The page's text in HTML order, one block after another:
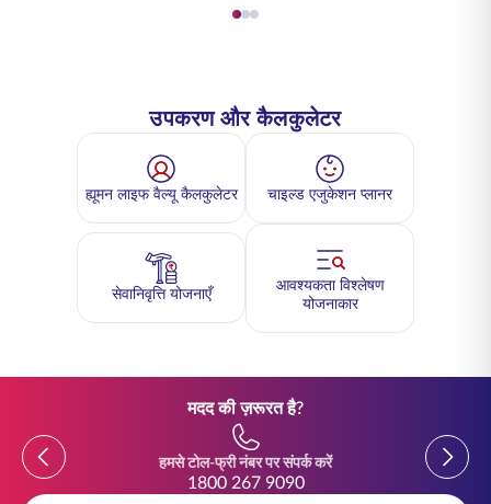
उपकरण और कैलकुलेटर
ह्यूमन लाइफ वैल्यू कैलकुलेटर चाइल्ड एजुकेशन प्लानर
सेवानिवृत्ति योजनाएँ
आवश्यकता विश्लेषण
योजनाकार
मदद की ज़रूरत है?
Previous
हमसे टोल-फ्री नंबर पर संपर्क करें
1800 267 9090
Previous